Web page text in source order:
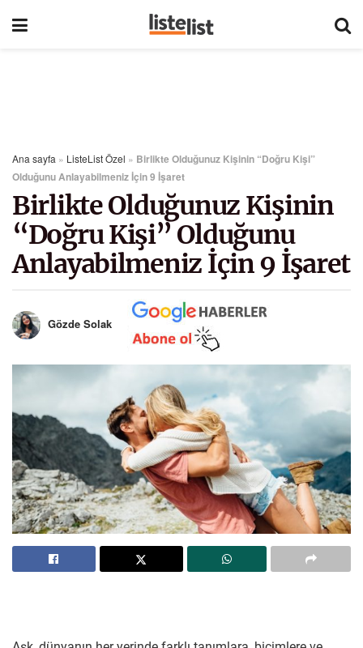
Ana sayfa » ListeList Özel » Birlikte Olduğunuz Kişinin “Doğru Kişi”
Olduğunu Anlayabilmeniz İçin 9 İşaret
Birlikte Olduğunuz Kişinin
“Doğru Kişi” Olduğunu
Anlayabilmeniz İçin 9 İşaret
Gözde Solak